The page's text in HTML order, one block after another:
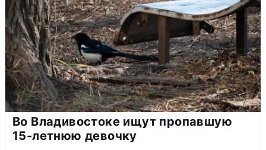
Во Владивостоке ищут пропавшую
15-летнюю девочку